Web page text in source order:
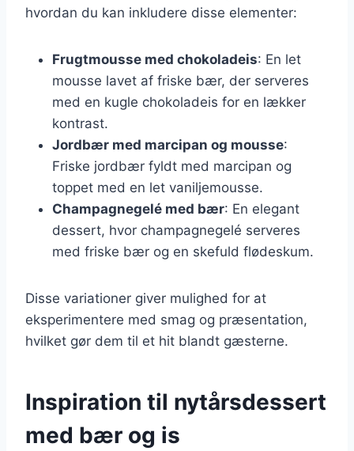
hvordan du kan inkludere disse elementer:
Frugtmousse med chokoladeis: En let
mousse lavet af friske bær, der serveres
med en kugle chokoladeis for en lækker
kontrast.
Jordbær med marcipan og mousse:
Friske jordbær fyldt med marcipan og
toppet med en let vaniljemousse.
Champagnegelé med bær: En elegant
dessert, hvor champagnegelé serveres
med friske bær og en skefuld flødeskum.
Disse variationer giver mulighed for at
eksperimentere med smag og præsentation,
hvilket gør dem til et hit blandt gæsterne.
Inspiration til nytårsdessert
med bær og is